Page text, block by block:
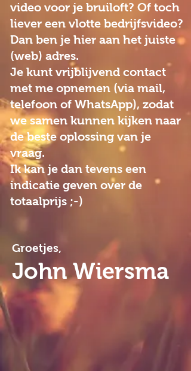
video voor je bruiloft? Of toch
liever een vlotte bedrijfsvideo?
Dan ben je hier aan het juiste
(web) adres.
Je kunt vrijblijvend contact
met me opnemen (via mail,
telefoon of WhatsApp), zodat
we samen kunnen kijken naar
de beste oplossing van je
vraag.
Ik kan je dan tevens een
indicatie geven over de
totaalprijs ;-)
Groetjes,
John Wiersma